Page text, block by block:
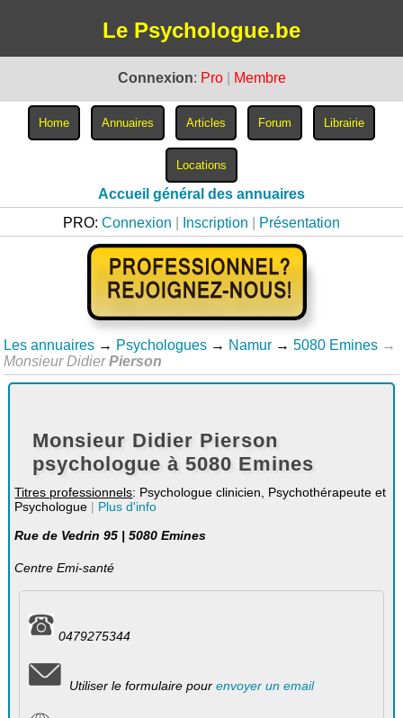
Le Psychologue.be
Connexion: Pro Membre
Accueil général des annuaires
PRO: Connexion Inscription Présentation
Les annuaires → Psychologues → Namur → 5080 Emines →
Monsieur DidierPierson
Monsieur Didier Pierson
psychologue à 5080 Emines
Titres professionnels: Psychologue clinicien, Psychothérapeute et
Psychologue | Plus d'info
Rue de Vedrin 95 | 5080 Emines
Centre Emi-santé
0479275344
Utiliser le formulaire pour envoyer un email